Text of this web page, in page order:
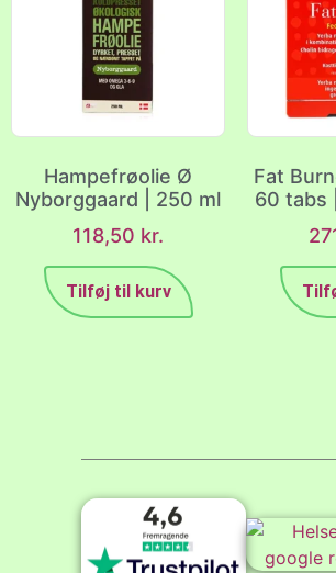
Hampefrøolie Ø
Nyborggaard | 250 ml
118,50 kr.
Tilføj til kurv
Fat
60 tabs